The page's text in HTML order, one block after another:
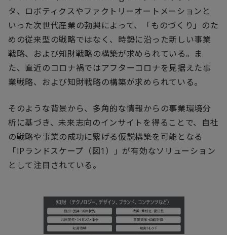
タ、ロボティクスやファクトリーオートメーションと
いった次世代産業の勃興によって、「ものづくり」のた
めの従来型の戦略ではなく、時勢に沿った新しい事業
戦略、および知財戦略の構築が求められている。ま
た、直近のコロナ禍ではアフターコロナを見据えた事
業戦略、および知財戦略の構築が求められている。
そのような背景から、多角的な情報からの事業環境分
析に基づき、未来志向のインサイトを得ることで、自社
の戦略や事業の成功に繋げる仮説構築を可能となる
「IPランドスケープ（図1）」が有効なソリューション
として注目されている。